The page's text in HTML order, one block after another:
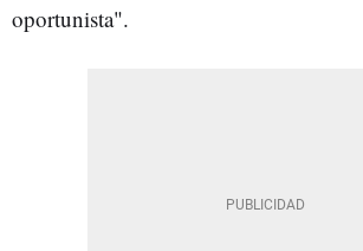
oportunista".